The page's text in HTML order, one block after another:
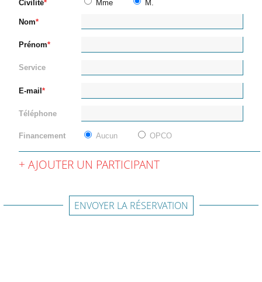
Civilité Mme M.
Nom
Prénom
Service
E-mail
Téléphone
Financement Aucun OPCO
AJOUTER UN PARTICIPANT
ENVOYER LA RÉSERVATION